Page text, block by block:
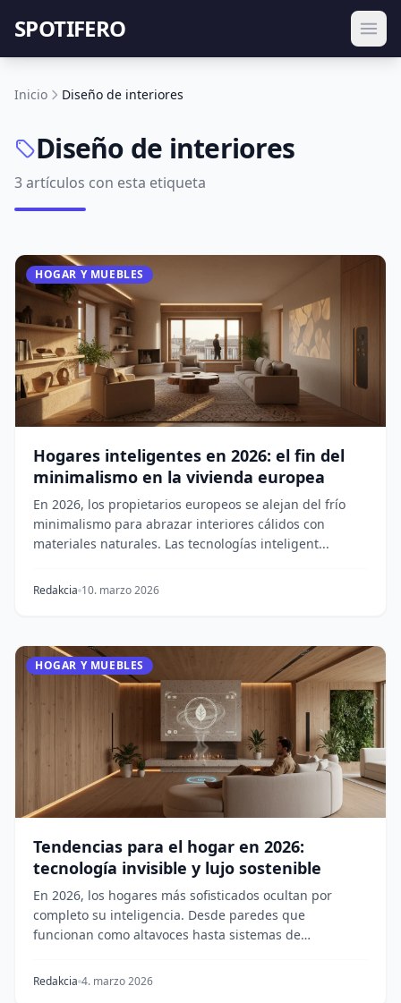
SPOTIFERO
Inicio Diseño de interiores
Diseño de interiores
3 artículos con esta etiqueta
HOGAR Y MUEBLES
Hogares inteligentes en 2026: el fin del
minimalismo en la vivienda europea
En 2026, los propietarios europeos se alejan del frío
minimalismo para abrazar interiores cálidos con
materiales naturales. Las tecnologías inteligent...
Redakcia 10. marzo 2026
HOGAR Y MUEBLES
Tendencias para el hogar en 2026:
tecnología invisible y lujo sostenible
En 2026, los hogares más sofisticados ocultan por
completo su inteligencia. Desde paredes que
funcionan como altavoces hasta sistemas de
Redakcia 4. marzo 2026